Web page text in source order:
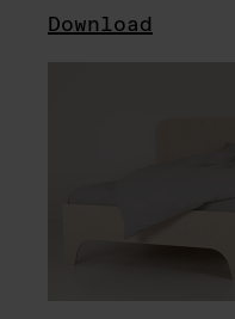
Download